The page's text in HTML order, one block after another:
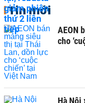
Tin mới
AEON
cho
Hà Nội